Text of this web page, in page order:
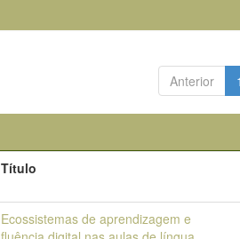
Anterior 1
Título
Ecossistemas de aprendizagem e